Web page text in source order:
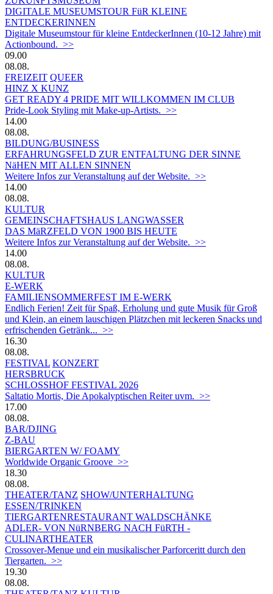
DIGITALE MUSEUMSTOUR FüR KLEINE
ENTDECKERINNEN
Digitale Museumstour für kleine EntdeckerInnen (10-12 Jahre) mit
Actionbound. >>
09.00
08.08.
FREIZEIT QUEER
HINZ X KUNZ
GET READY 4 PRIDE MIT WILLKOMMEN IM CLUB
Pride-Look Styling mit Make-up-Artists. >>
14.00
08.08.
BILDUNG/BUSINESS
ERFAHRUNGSFELD ZUR ENTFALTUNG DER SINNE
NäHEN MIT ALLEN SINNEN
Weitere Infos zur Veranstaltung auf der Website. >>
14.00
08.08.
KULTUR
GEMEINSCHAFTSHAUS LANGWASSER
DAS MäRZFELD VON 1900 BIS HEUTE
Weitere Infos zur Veranstaltung auf der Website. >>
14.00
08.08.
KULTUR
E-WERK
FAMILIENSOMMERFEST IM E-WERK
Endlich Ferien! Zeit für Spaß, Erholung und gute Musik für Groß
und Klein, an einem lauschigen Plätzchen mit leckeren Snacks und
erfrischenden Getränk... >>
16.30
08.08.
FESTIVAL KONZERT
HERSBRUCK
SCHLOSSHOF FESTIVAL 2026
Saltatio Mortis, Die Apokalyptischen Reiter uvm. >>
17.00
08.08.
BAR/DJING
Z-BAU
BIERGARTEN W/ FOAMY
Worldwide Organic Groove >>
18.30
08.08.
THEATER/TANZ SHOW/UNTERHALTUNG
ESSEN/TRINKEN
TIERGARTEN­RESTAURANT WALDSCHÄNKE
ADLER- VON NüRNBERG NACH FüRTH -
CULINARTHEATER
Crossover-Menue und ein musikalischer Parforceritt durch den
Tiergarten. >>
19.30
08.08.